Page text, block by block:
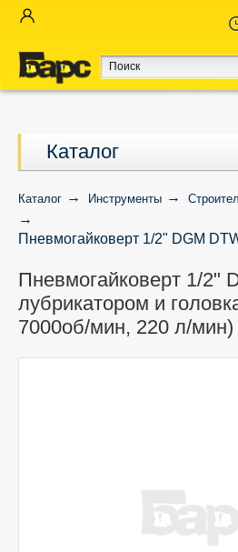
Каталог
Каталог Инструменты
Пневмогайковерт 1/2" DGM
л/мин)
Пневмогайковерт 1/2"
лубрикатором и
7000об/мин, 220 л/мин)